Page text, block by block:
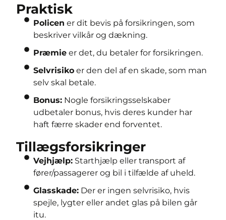
Praktisk
Policen er dit bevis på forsikringen, som
beskriver vilkår og dækning.
Præmieer det, du betaler for forsikringen.
Selvrisikoer den del af en skade, som man
selv skal betale.
Bonus:Nogle forsikringsselskaber
udbetaler bonus, hvis deres kunder har
haft færre skader end forventet.
Tillægsforsikringer
Vejhjælp:Starthjælp eller transport af
fører/passagerer og bil i tilfælde af uheld.
Glasskade:Der er ingen selvrisiko, hvis
spejle, lygter eller andet glas på bilen går
itu.